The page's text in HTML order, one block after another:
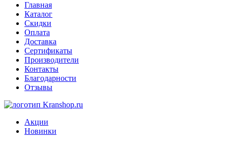
Главная
Каталог
Скидки
Оплата
Доставка
Сертификаты
Производители
Контакты
Благодарности
Отзывы
Акции
Новинки